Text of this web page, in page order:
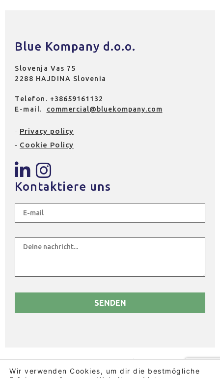
Blue Kompany d.o.o.
Slovenja Vas 75
2288 HAJDINA Slovenia
Telefon. +38659161132
E-mail. commercial@bluekompany.com
Privacy policy
Cookie Policy
Kontaktiere uns
HAJDINA Slovenia - DDV SI79760457
Wir verwenden Cookies, um dir die bestmögliche